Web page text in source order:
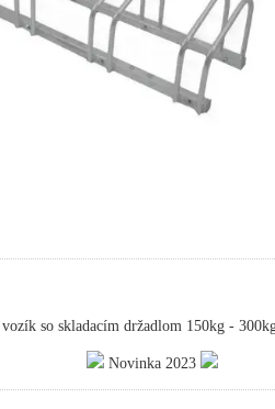
so skladacím držadlom 150kg -
Novinka 2023